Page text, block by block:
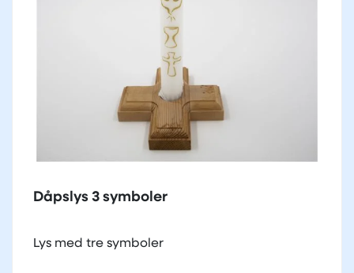
Dåpslys 3 symboler
Lys med tre symboler